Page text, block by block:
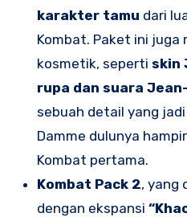
karakter tamu dari
Kombat. Paket ini juga
kosmetik, seperti skin
rupa dan suara
sebuah detail yang
Damme dulunya
Kombat pertama.
Kombat Pack 2, yang
dengan ekspansi